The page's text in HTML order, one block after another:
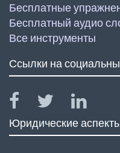
Бесплатные
Бесплатный аудио
Все инструменты
Ссылки на
Юридические